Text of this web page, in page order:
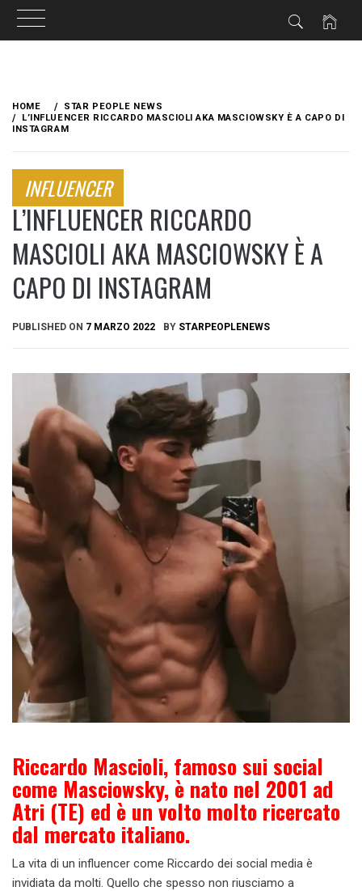
content
HOME
STAR PEOPLE NEWS
L’INFLUENCER RICCARDO MASCIOLI AKA MASCIOWSKY È A CAPO DI
INSTAGRAM
INFLUENCER
L’INFLUENCER RICCARDO
MASCIOLI AKA MASCIOWSKY È A
CAPO DI INSTAGRAM
PUBLISHED ON 7 MARZO 2022 BY STARPEOPLENEWS
Riccardo Mascioli, famoso sui social
come Masciowsky, è nato nel 2001 ad
Atri (TE) ed è un volto molto ricercato
dal mercato italiano.
La vita di un influencer come Riccardo dei social media è
invidiata da molti. Quello che spesso non riusciamo a